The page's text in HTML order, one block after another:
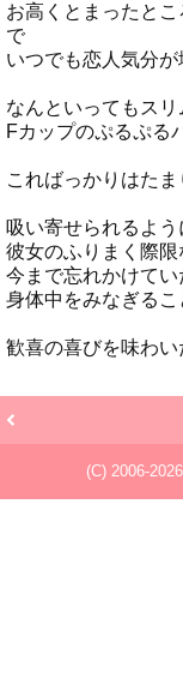
お高くとまったと
で
いつでも恋人気分が
なんといってもス
Fカップのぷるぷる
こればっかりはたま
吸い寄せられるよ
彼女のふりまく際限
今まで忘れかけてい
身体中をみなぎる
歓喜の喜びを味わ
(C) 2006-2026